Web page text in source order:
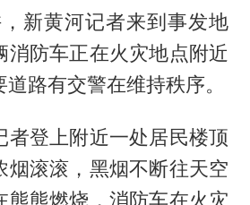
新黄河记者来到事发地
消防车正在火灾地点附近
路有交警在维持秩序。
者登上附近一处居民楼顶
烟滚滚，黑烟不断往天空
熊熊燃烧，消防车在火灾